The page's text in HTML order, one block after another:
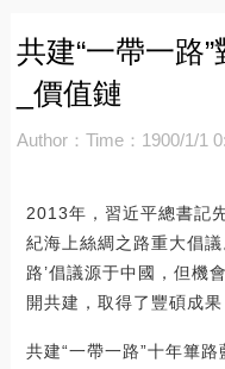
共建“一帶一路
_價值鏈
Author： Time：1900/1/1
2013年，習近平總書記
紀海上絲綢之路重大倡
路’倡議源于中國，但機
開共建，取得了豐碩成
共建“一帶一路”十年篳